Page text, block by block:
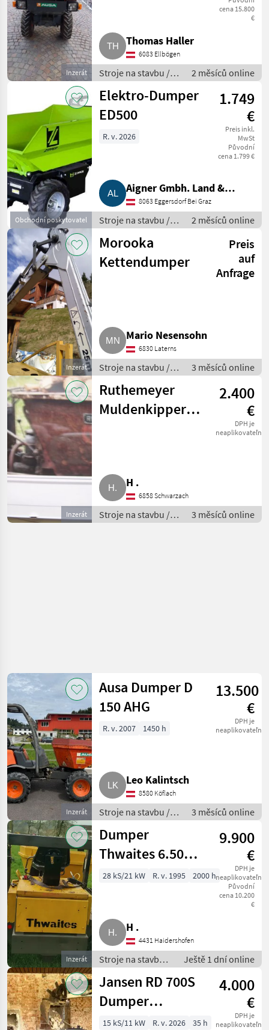
Inzerát
cena 15.800
€
Thomas Haller
6083 Ellbögen
Stroje na stavbu /
Sklápacie vozidlo
2 měsíců online
Obchodní poskytovatel
Elektro-Dumper
ED500
1.749
€
Preis inkl.
MwSt
Původní
cena 1.799 €
R. v. 2026
Aigner Gmbh. Land &
Gartentechnik, Agrar
8063 Eggersdorf Bei Graz
Stroje na stavbu /
Sklápacie vozidlo
2 měsíců online
Inzerát
Morooka
Kettendumper
Preis
auf
Anfrage
Mario Nesensohn
6830 Laterns
Stroje na stavbu /
Sklápacie vozidlo
3 měsíců online
Inzerát
Ruthemeyer
Muldenkipper
2.400
€
DPH je
neaplikovateľné
H .
6858 Schwarzach
Stroje na stavbu /
Sklápacie vozidlo
3 měsíců online
Inzerát
Ausa Dumper D
150 AHG
13.500
€
DPH je
neaplikovateľné
R. v. 2007 1450 h
Leo Kalintsch
8580 Köflach
Stroje na stavbu /
Sklápacie vozidlo
3 měsíců online
Inzerát
Dumper
Thwaites 6.500
PS
9.900
€
DPH je
neaplikovateľné
Původní
cena 10.200
€
28 kS/21 kW R. v. 1995 2000 h
H .
4431 Haidershofen
Stroje na stavbu /
Sklápacie vozidlo
Ještě 1 dní online
Jansen RD 700S
Dumper
Selbstlader
4.000
€
DPH je
neaplikovateľné
15 kS/11 kW R. v. 2026 35 h